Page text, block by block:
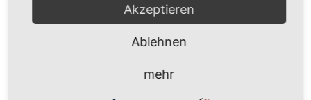
Akzeptieren
Ablehnen
mehr